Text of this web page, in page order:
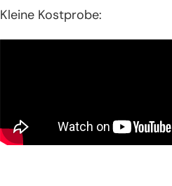
Kleine Kostprobe: